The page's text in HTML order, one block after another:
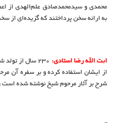
محمدی و سیدمحمدصادق علم‌الهدی از
به ارائه سخن پرداختند که گزیده‌ای از
ایت الله رضا استادی:
۲۳۰ سال از
شرح بر آثار مرحوم شیخ نوشته شده